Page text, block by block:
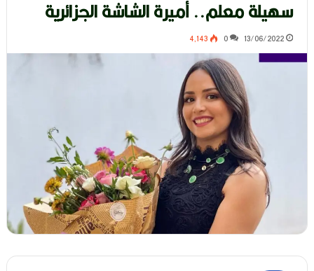
سهيلة معلم.. أميرة الشاشة الجزائرية
13/06/2022
0 4٬143